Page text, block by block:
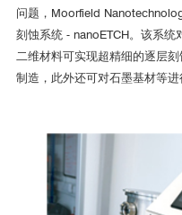
问题，Moorfield
刻蚀系统 - nanoETCH。该系
二维材料可实现超精细的逐层
制造，此外还可对石墨基材等进
西班牙光子研究所（
DR. STIJN GOOSSENS对